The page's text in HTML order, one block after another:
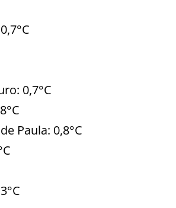
0,7°C
Paula: 0,8°C